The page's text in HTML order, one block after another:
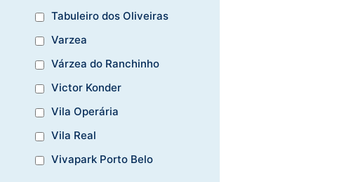
Tabuleiro dos Oliveiras
Varzea
Várzea do Ranchinho
Victor Konder
Vila Operária
Vila Real
Vivapark Porto Belo